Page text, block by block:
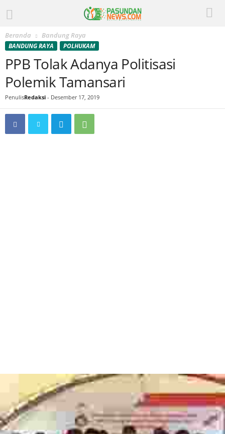
Beranda Bandung Raya
BANDUNG RAYA POLHUKAM
PPB Tolak Adanya Politisasi
Polemik Tamansari
PenulisRedaksi - Desember 17, 2019